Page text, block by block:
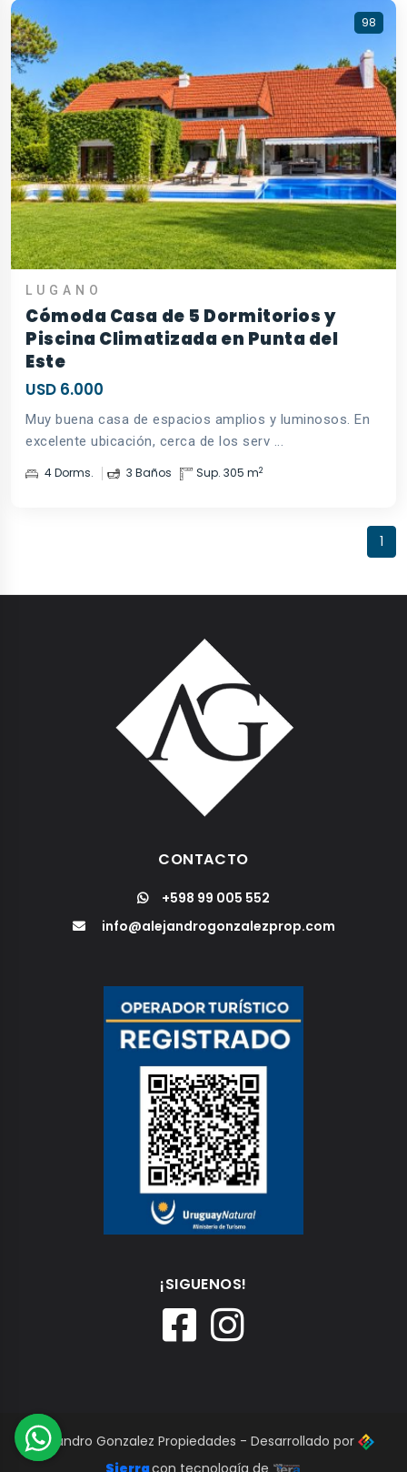
98
LUGANO
Cómoda Casa de 5 Dormitorios y
Piscina Climatizada en Punta del
Este
USD 6.000
Muy buena casa de espacios amplios y luminosos. En
excelente ubicación, cerca de los serv ...
4 Dorms. 3 Baños Sup. 305 m2
1
CONTACTO
+598 99 005 552
info@alejandrogonzalezprop.com
¡SIGUENOS!
Alejandro Gonzalez Propiedades - Desarrollado por
Sierracon tecnología de